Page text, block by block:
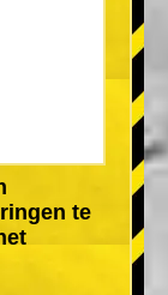
te